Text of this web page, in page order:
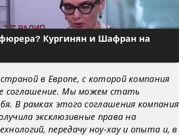
Кургинян и Шафран на
в Европе, с которой компания
соглашение. Мы можем стать
В рамках этого соглашения компания
эксклюзивные права на
передачу ноу-хау и опыта и, в